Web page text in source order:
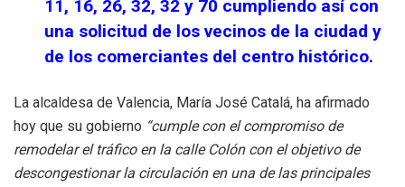
11, 16, 26, 32, 32 y 70 cumpliendo así con
una solicitud de los vecinos de la ciudad y
de los comerciantes del centro histórico.
La alcaldesa de Valencia, María José Catalá, ha afirmado
hoy que su gobierno “cumple con el compromiso de
remodelar el tráfico en la calle Colón con el objetivo de
descongestionar la circulación en una de las principales